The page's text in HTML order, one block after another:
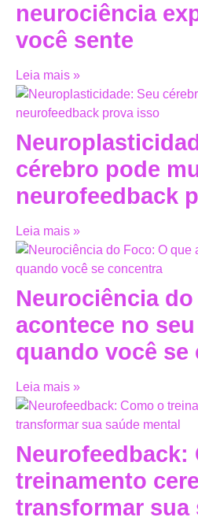
neurociência
você sente
Leia mais »
cérebro pode
neurofeedback
Leia mais »
Neurociência
acontece no
quando você se
Leia mais »
Neurofeedback:
treinamento
transformar sua